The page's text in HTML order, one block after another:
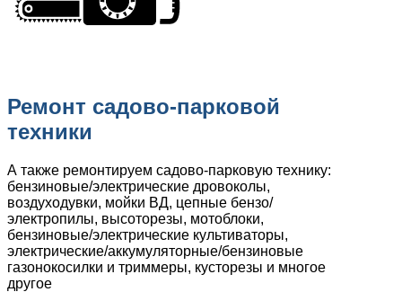
Ремонт садово-парковой
техники
А также ремонтируем садово-парковую технику:
бензиновые/электрические дровоколы,
воздуходувки, мойки ВД, цепные бензо/
электропилы, высоторезы, мотоблоки,
бензиновые/электрические культиваторы,
электрические/аккумуляторные/бензиновые
газонокосилки и триммеры, кусторезы и многое
другое